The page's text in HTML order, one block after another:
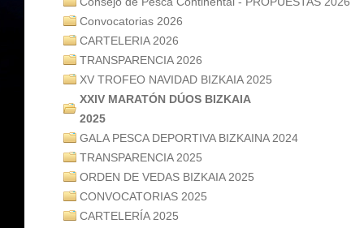
Convocatorias 2026
CARTELERIA 2026
TRANSPARENCIA 2026
XV TROFEO NAVIDAD BIZKAIA 2025
XXIV MARATÓN DÚOS BIZKAIA
2025
GALA PESCA DEPORTIVA BIZKAINA 2024
TRANSPARENCIA 2025
ORDEN DE VEDAS BIZKAIA 2025
CONVOCATORIAS 2025
CARTELERÍA 2025